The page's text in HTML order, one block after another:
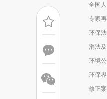
全国
专家
环保
消法
环境
环保
修正